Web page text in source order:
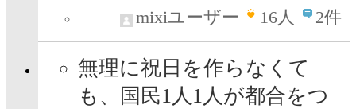
mixiユーザー
16人 2件
無理に祝日を作らなくて
も、国民1人1人が都合をつ